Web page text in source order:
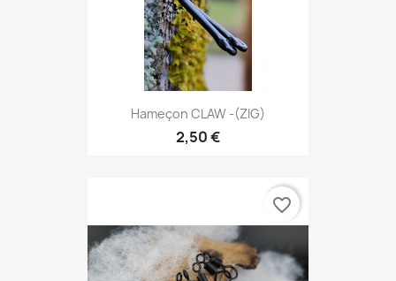
Hameçon CLAW -(ZIG)
2,50 €
favorite_border